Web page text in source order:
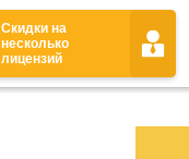
Скидки на
несколько
лицензий